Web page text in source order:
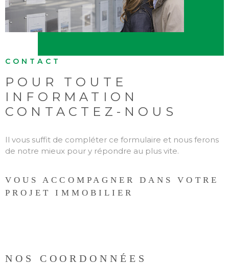
CONTACT
POUR TOUTE
INFORMATION
CONTACTEZ-NOUS
Il vous suffit de compléter ce formulaire et nous ferons
de notre mieux pour y répondre au plus vite.
VOUS ACCOMPAGNER DANS VOTRE
PROJET IMMOBILIER
NOS COORDONNÉES
BUDGET